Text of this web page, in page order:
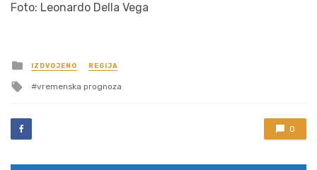
Foto: Leonardo Della Vega
Posted
in
IZDVOJENO REGIJA
Tagged
vremenska prognoza
0